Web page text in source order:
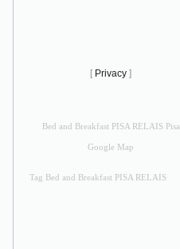
[ Privacy ]
Bed and Breakfast PISA RELAIS Pisa
Google Map
Tag Bed and Breakfast PISA RELAIS